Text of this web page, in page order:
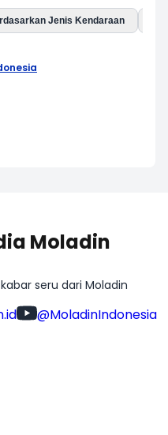
Jenis Kendaraan
Moladin
seru dari Moladin
@MoladinIndonesia